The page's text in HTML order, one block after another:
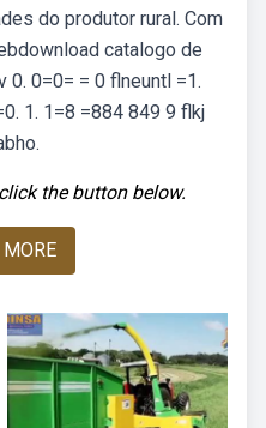
do produtor rural. Com
catalogo de
0=0= = 0 flneuntl =1.
1. 1=8 =884 849 9 flkj
the button below.